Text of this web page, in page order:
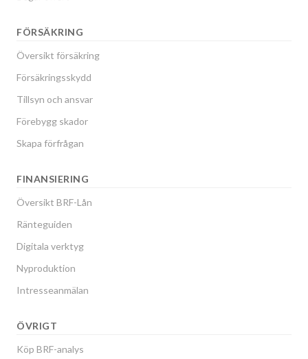
FÖRSÄKRING
Översikt försäkring
Försäkringsskydd
Tillsyn och ansvar
Förebygg skador
Skapa förfrågan
FINANSIERING
Översikt BRF-Lån
Ränteguiden
Digitala verktyg
Nyproduktion
Intresseanmälan
ÖVRIGT
Köp BRF-analys